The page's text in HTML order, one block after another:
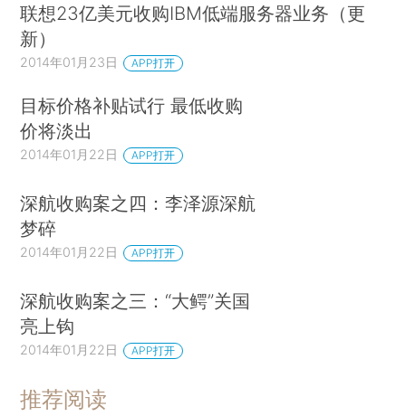
联想23亿美元收购IBM低端服务器业务（更
新）
2014年01月23日 APP打开
目标价格补贴试行 最低收购
价将淡出
2014年01月22日 APP打开
深航收购案之四：李泽源深航
梦碎
2014年01月22日 APP打开
深航收购案之三：“大鳄”关国
亮上钩
2014年01月22日 APP打开
推荐阅读